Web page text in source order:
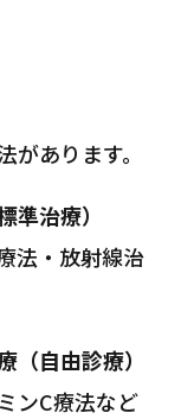
あります。
準治療）
法・放射線治
（自由診療）
ンC療法など